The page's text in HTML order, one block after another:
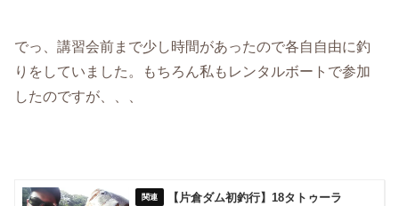
でっ、講習会前まで少し時間があったので各自自由に釣
りをしていました。もちろん私もレンタルボートで参加
したのですが、、、
【片倉ダム初釣行】18タトゥーラ